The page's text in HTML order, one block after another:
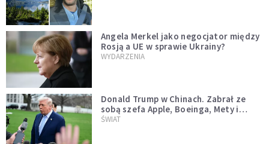
Angela Merkel jako negocjator między
Rosją a UE w sprawie Ukrainy?
WYDARZENIA
Donald Trump w Chinach. Zabrał ze
sobą szefa Apple, Boeinga, Mety i
Muska
ŚWIAT